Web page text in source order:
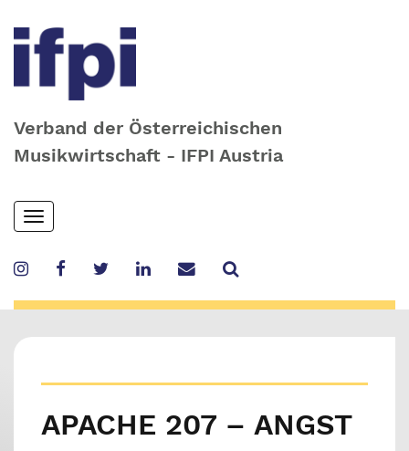
Verband der Österreichischen
Musikwirtschaft - IFPI Austria
Skip
to
content
Toggle
navigation
APACHE 207 – ANGST